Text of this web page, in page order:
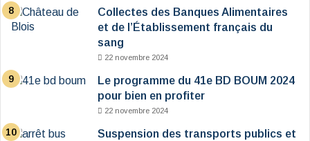
Collectes des Banques Alimentaires
et de l’Établissement français du
sang
22 novembre 2024
Le programme du 41e BD BOUM 2024
pour bien en profiter
22 novembre 2024
Suspension des transports publics et